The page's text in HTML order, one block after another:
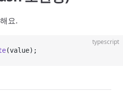
요.
typescript
(value);